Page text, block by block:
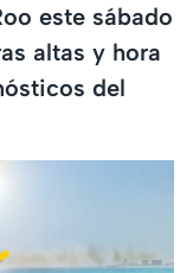
este sábado
altas y hora
del